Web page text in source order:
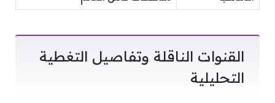
القنوات الناقلة وتفاصيل التغطية
التحليلية